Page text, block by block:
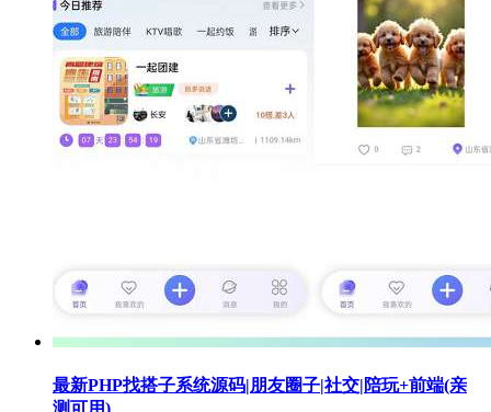
最新PHP找搭子系统源码|朋友圈子|社交|陪玩+前端(亲
测可用)